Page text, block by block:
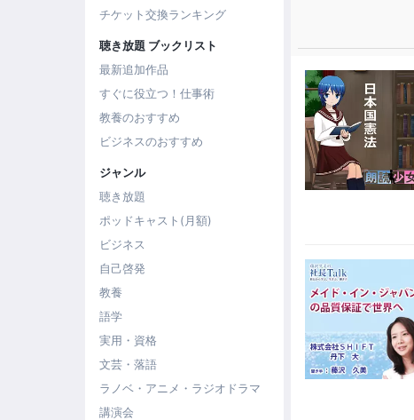
チケット交換ランキング
聴き放題 ブックリスト
最新追加作品
すぐに役立つ！仕事術
教養のおすすめ
ビジネスのおすすめ
ジャンル
聴き放題
ポッドキャスト(月額)
ビジネス
自己啓発
教養
語学
実用・資格
文芸・落語
ラノベ・アニメ・ラジオドラマ
講演会